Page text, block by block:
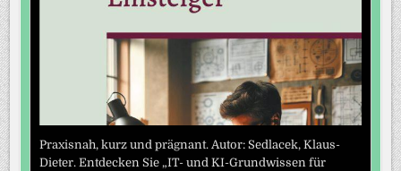
Praxisnah, kurz und prägnant. Autor: Sedlacek, Klaus-
Dieter. Entdecken Sie „IT- und KI-Grundwissen für